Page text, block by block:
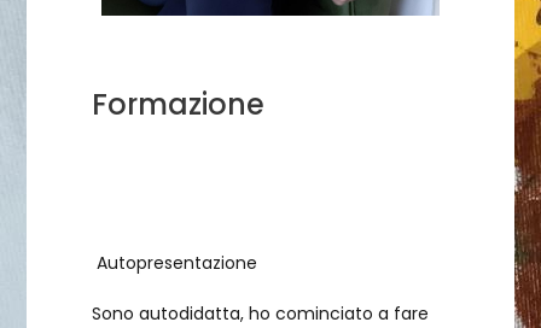
Formazione
Autopresentazione
Sono autodidatta, ho cominciato a fare